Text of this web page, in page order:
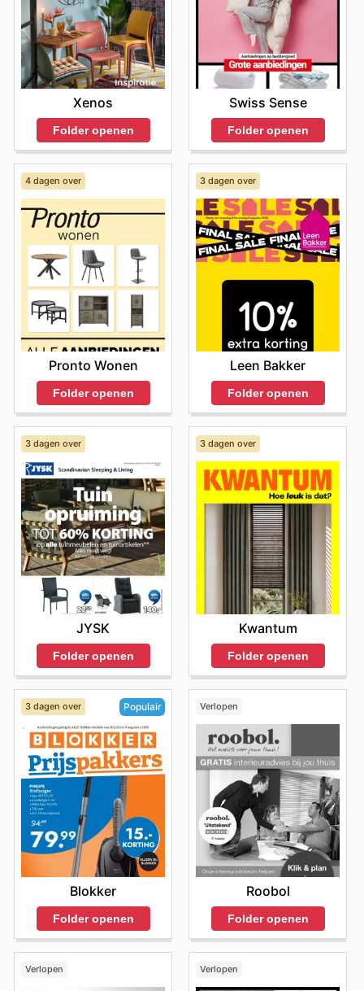
Xenos
Folder openen
Swiss Sense
Folder openen
4 dagen over
Pronto Wonen
Folder openen
3 dagen over
Leen Bakker
Folder openen
3 dagen over
JYSK
Folder openen
3 dagen over
Kwantum
Folder openen
3 dagen over Populair
Blokker
Folder openen
Verlopen
Roobol
Folder openen
Verlopen Verlopen